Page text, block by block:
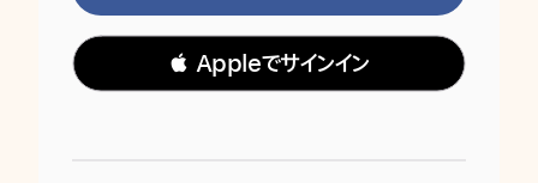
 Appleでサインイン